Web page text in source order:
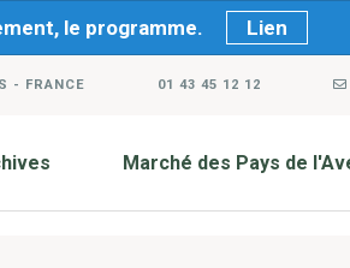
le programme. Lien
- FRANCE 01 43 45 12 12
Marché des Pays de